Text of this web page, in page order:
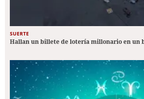
SUERTE
Hallan un billete de lotería millonario en un